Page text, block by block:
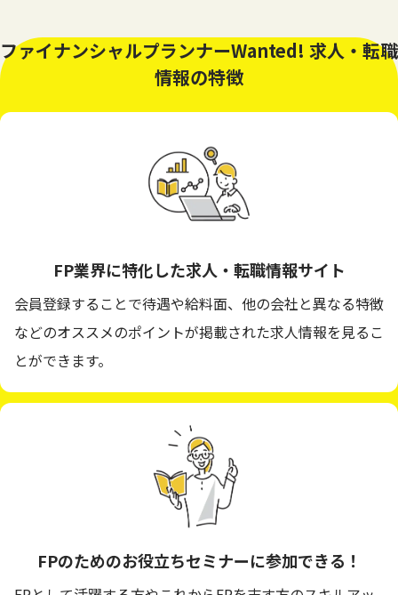
ファイナンシャルプランナーWanted! 求人・転職
情報の特徴
FP業界に特化した求人・転職情報サイト
会員登録することで待遇や給料面、他の会社と異なる特徴
などのオススメのポイントが掲載された求人情報を見るこ
とができます。
FPのためのお役立ちセミナーに参加できる！